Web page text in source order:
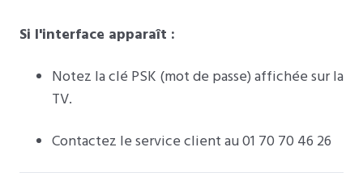
Si l'interface apparaît :
Notez la clé PSK (mot de passe) affichée sur la
TV.
Contactez le service client au 01 70 70 46 26